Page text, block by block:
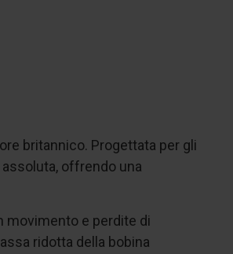
britannico. Progettata per gli
offrendo una
movimento e perdite di
ridotta della bobina